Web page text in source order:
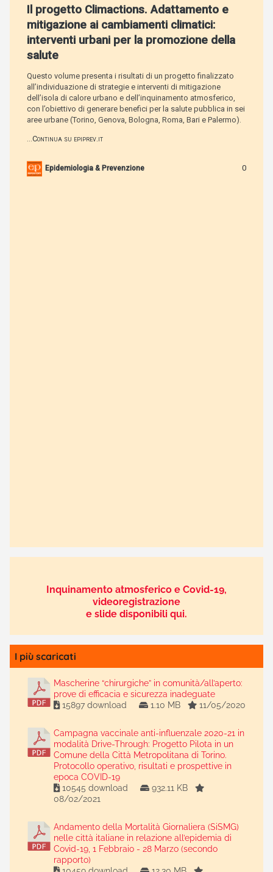
Inquinamento atmosferico e Covid-19,
videoregistrazione
e slide disponibili qui.
I più scaricati
Mascherine “chirurgiche” in comunità/all’aperto:
prove di efficacia e sicurezza inadeguate
15897 download
1.10 MB 11/05/2020
Campagna vaccinale anti-influenzale 2020-21 in
modalità Drive-Through: Progetto Pilota in un
Comune della Città Metropolitana di Torino.
Protocollo operativo, risultati e prospettive in
epoca COVID-19
10545 download
932.11 KB
08/02/2021
Andamento della Mortalità Giornaliera (SiSMG)
nelle città italiane in relazione all’epidemia di
Covid-19, 1 Febbraio - 28 Marzo (secondo
rapporto)